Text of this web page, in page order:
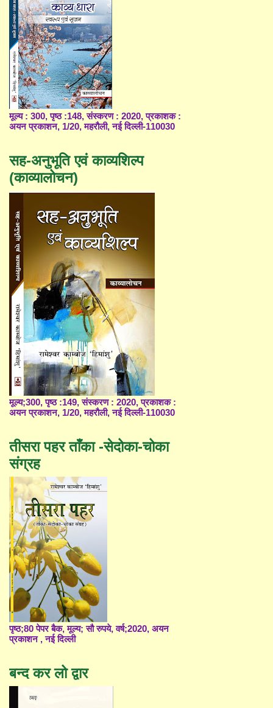
मूल्य : 300, पृष्ठ :148, संस्करण : 2020, प्रकाशक :
अयन प्रकाशन, 1/20, महरौली, नई दिल्ली-110030
सह-अनुभूति एवं काव्यशिल्प
(काव्यालोचन)
मूल्य;300, पृष्ठ :149, संस्करण : 2020, प्रकाशक :
अयन प्रकाशन, 1/20, महरौली, नई दिल्ली-110030
तीसरा पहर ताँका -सेदोका-चोका
संग्रह
पृष्ठ;80 पेपर बैक, मूल्य; सौ रुपये, वर्ष;2020, अयन
प्रकाशन , नई दिल्ली
बन्द कर लो द्वार